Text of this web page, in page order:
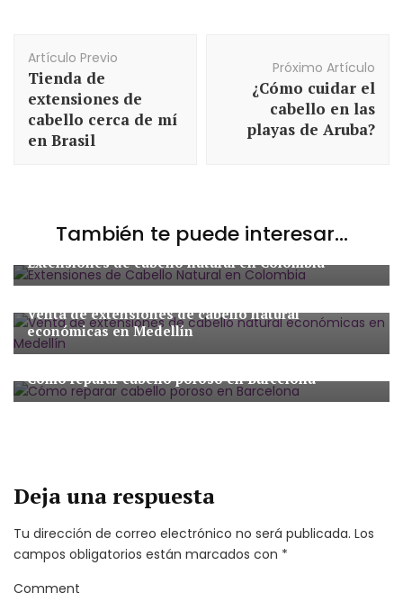
de
Artículos
Artículo Previo
Tienda de
extensiones de
cabello cerca de mí
en Brasil
Próximo Artículo
¿Cómo cuidar el
cabello en las
playas de Aruba?
También te puede interesar...
Extensiones de Cabello Natural
Extensiones de cabello natural en Colombia
Venta de extensiones de cabello natural
económicas en Medellín
Extensiones de Cabello Natural
Cómo reparar cabello poroso en Barcelona
Deja una respuesta
Tu dirección de correo electrónico no será publicada. Los
campos obligatorios están marcados con *
Comment